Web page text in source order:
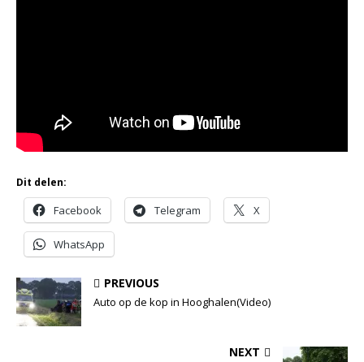
Dit delen:
Facebook Telegram X
WhatsApp
PREVIOUS
Auto op de kop in Hooghalen(Video)
NEXT